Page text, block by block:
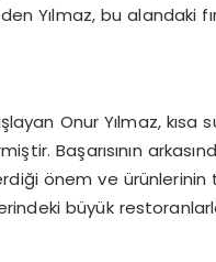
Yılmaz, bu alandaki
Onur Yılmaz, kısa
Başarısının
önem ve
büyük